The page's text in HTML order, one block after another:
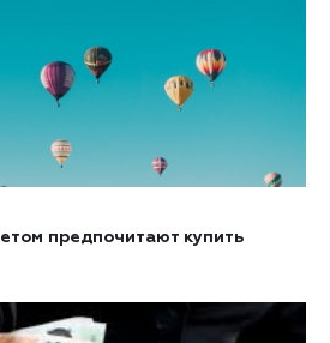
предпочитают купить